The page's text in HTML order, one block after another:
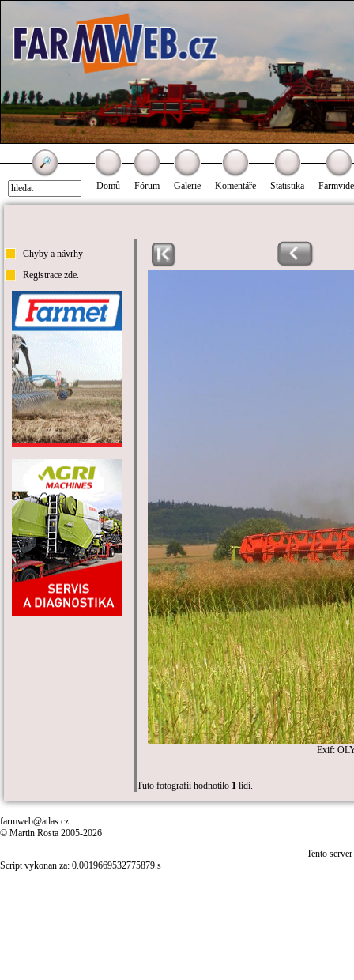
Domů Fórum Galerie Komentáře Statistika
Chyby a návrhy
Registrace zde.
Exif:
Tuto fotografii hodnotilo 1 lidí.
farmweb@atlas.cz
© Martin Rosta 2005-2026
Tento
Script vykonan za: 0.0019669532775879.s